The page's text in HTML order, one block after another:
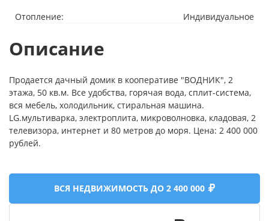
Отопление: Индивидуальное
Описание
Продается дачный домик в кооперативе "ВОДНИК", 2
этажа, 50 кв.м. Все удобства, горячая вода, сплит-система,
вся мебель, холодильник, стиральная машина.
LG.мультиварка, электроплита, микроволновка, кладовая, 2
телевизора, интернет и 80 метров до моря. Цена: 2 400 000
рублей.
ВСЯ НЕДВИЖИМОСТЬ ДО 2 400 000